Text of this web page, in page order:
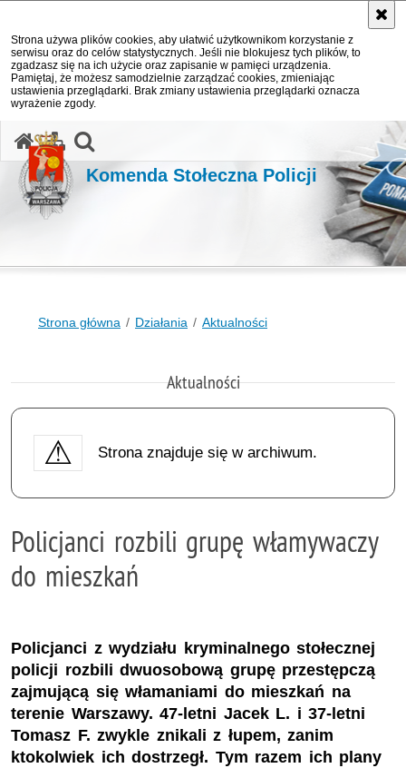
Strona używa plików cookies, aby ułatwić użytkownikom korzystanie z
serwisu oraz do celów statystycznych. Jeśli nie blokujesz tych plików, to
zgadzasz się na ich użycie oraz zapisanie w pamięci urządzenia.
Pamiętaj, że możesz samodzielnie zarządzać cookies, zmieniając
ustawienia przeglądarki. Brak zmiany ustawienia przeglądarki oznacza
wyrażenie zgody.
Komenda Stołeczna Policji
Strona główna Działania Aktualności
Aktualności
Strona znajduje się w archiwum.
Policjanci rozbili grupę włamywaczy
do mieszkań
Policjanci z wydziału kryminalnego stołecznej
policji rozbili dwuosobową grupę przestępczą
zajmującą się włamaniami do mieszkań na
terenie Warszawy. 47-letni Jacek L. i 37-letni
Tomasz F. zwykle znikali z łupem, zanim
ktokolwiek ich dostrzegł. Tym razem ich plany